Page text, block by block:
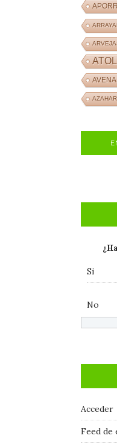
AVENA
AZAHAR
Si
No
Acceder
Feed de